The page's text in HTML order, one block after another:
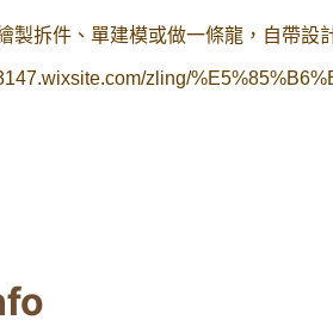
製拆件、單建模或做一條龍，自帶設
zling/